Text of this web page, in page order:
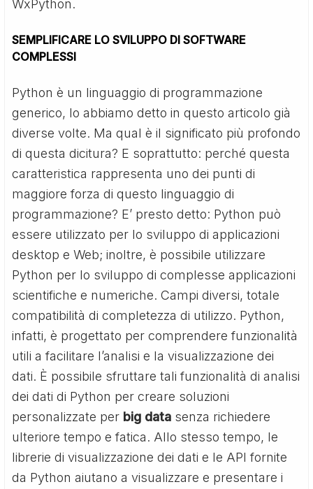
WxPython.
SEMPLIFICARE LO SVILUPPO DI SOFTWARE
COMPLESSI
Python è un linguaggio di programmazione
generico, lo abbiamo detto in questo articolo già
diverse volte. Ma qual è il significato più profondo
di questa dicitura? E soprattutto: perché questa
caratteristica rappresenta uno dei punti di
maggiore forza di questo linguaggio di
programmazione? E’ presto detto: Python può
essere utilizzato per lo sviluppo di applicazioni
desktop e Web; inoltre, è possibile utilizzare
Python per lo sviluppo di complesse applicazioni
scientifiche e numeriche. Campi diversi, totale
compatibilità di completezza di utilizzo. Python,
infatti, è progettato per comprendere funzionalità
utili a facilitare l’analisi e la visualizzazione dei
dati. È possibile sfruttare tali funzionalità di analisi
dei dati di Python per creare soluzioni
personalizzate per big data senza richiedere
ulteriore tempo e fatica. Allo stesso tempo, le
librerie di visualizzazione dei dati e le API fornite
da Python aiutano a visualizzare e presentare i